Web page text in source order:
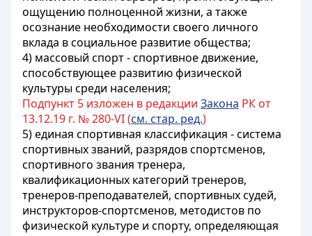
ощущению полноценной жизни, а также
осознание необходимости своего личного
вклада в социальное развитие общества;
4) массовый спорт - спортивное движение,
способствующее развитию физической
культуры среди населения;
Подпункт 5 изложен в редакции Закона РК от
13.12.19 г. № 280-VI (см. стар. ред.)
5) единая спортивная классификация - система
спортивных званий, разрядов спортсменов,
спортивного звания тренера,
квалификационных категорий тренеров,
тренеров-преподавателей, спортивных судей,
инструкторов-спортсменов, методистов по
физической культуре и спорту, определяющая